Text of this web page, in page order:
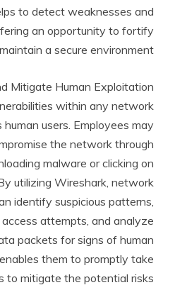
to detect weaknesses and
an opportunity to fortify
a secure environment.
Mitigate Human Exploitation:
within any network
users. Employees may
the network through
malware or clicking on
utilizing Wireshark, network
identify suspicious patterns,
attempts, and analyze
packets for signs of human
them to promptly take
to mitigate the potential risks.